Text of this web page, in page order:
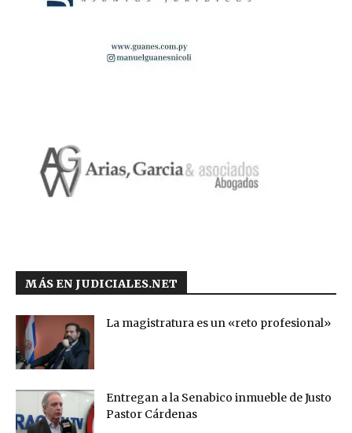
MÁS EN JUDICIALES.NET
La magistratura es un «reto profesional»
Entregan a la Senabico inmueble de Justo
Pastor Cárdenas